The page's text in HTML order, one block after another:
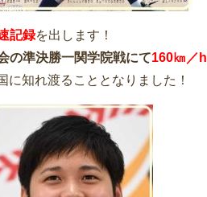
記録を出します！
の準決勝一関学院戦にて160㎞／h
知れ渡ることとなりました！